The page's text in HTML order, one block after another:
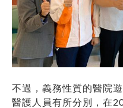
不過，義務性質的醫院
醫護人員有所分別，在